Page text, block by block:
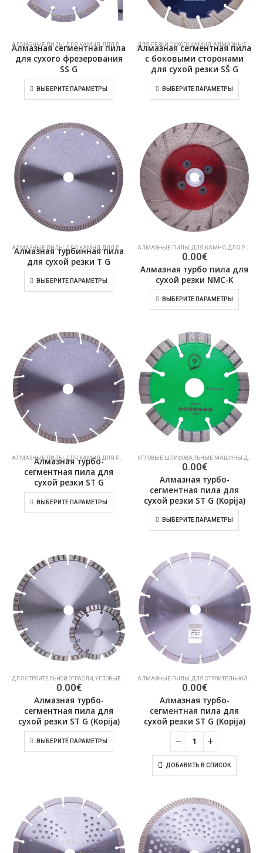
АЛМАЗНЫЕ ПИЛЫ,ДЛЯ КАМНЯ,ДЛЯ РЕЗКИ СУХОГО КАМНЯ ,ДЛЯ СТРОИТЕЛЬНОЙ ОТРАСЛИ
Алмазная сегментная пила
для сухого фрезерования
SS G
ВЫБЕРИТЕ ПАРАМЕТРЫ
ДЛЯ РЕЗКИ СУХОГО КАМНЯ,АЛМАЗНЫЕ ПИЛЫ
Алмазная сегментная пила
с боковыми сторонами
для сухой резки SŠ G
ВЫБЕРИТЕ ПАРАМЕТРЫ
АЛМАЗНЫЕ ПИЛЫ ДЛЯ КАМНЯ ДЛЯ РЕЗКИ СУХОГО КАМНЯ
Алмазная турбинная пила
для сухой резки T G
ВЫБЕРИТЕ ПАРАМЕТРЫ
АЛМАЗНЫЕ ПИЛЫ ДЛЯ КАМНЯ ДЛЯ РЕЗКИ СУХОГО КАМНЯ
0.00€
Алмазная турбо пила для
сухой резки NMC-K
ВЫБЕРИТЕ ПАРАМЕТРЫ
АЛМАЗНЫЕ ПИЛЫ ДЛЯ КАМНЯ ДЛЯ РЕЗКИ СУХОГО КАМНЯ
Алмазная турбо-
сегментная пила для
сухой резки ST G
ВЫБЕРИТЕ ПАРАМЕТРЫ
0.00€
Алмазная турбо-
сегментная пила для
сухой резки ST G (Kopija)
ВЫБЕРИТЕ ПАРАМЕТРЫ
ДЛЯ СТРОИТЕЛЬНОЙ ОТРАСЛИ,УГЛОВЫЕ ШЛИФОВАЛЬНЫЕ МАШИНЫ ДЛЯ РЕЗКИ БЕТОНА, КАМЕННОЙ КЛАДКИ
0.00€
Алмазная турбо-
сегментная пила для
сухой резки ST G (Kopija)
ВЫБЕРИТЕ ПАРАМЕТРЫ
АЛМАЗНЫЕ ПИЛЫ,ДЛЯ СТРОИТЕЛЬНОЙ ОТРАСЛИ
0.00€
Алмазная турбо-
сегментная пила для
сухой резки ST G (Kopija)
ДОБАВИТЬ В СПИСОК